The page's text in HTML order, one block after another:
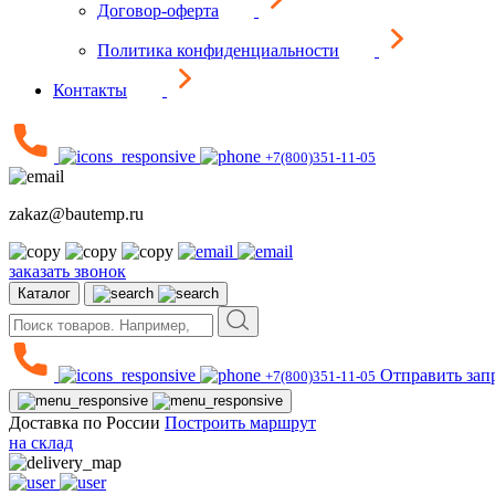
Договор-оферта
Политика конфиденциальности
Контакты
+7(800)351-11-05
zakaz@bautemp.ru
заказать звонок
Каталог
+7(800)351-11-05 Отправить
Доставка по России Построить маршрут
на склад